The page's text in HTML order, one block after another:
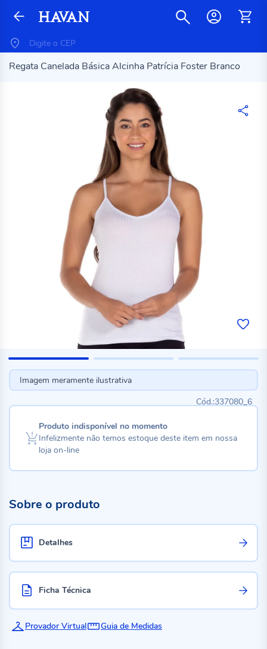
Regata Canelada Básica Alcinha Patrícia Foster Branco
Imagem meramente ilustrativa
337080_6
Produto indisponível no momento
Infelizmente não temos estoque deste item em nossa
loja on-line
Sobre o produto
Detalhes
Ficha Técnica
Provador Virtual Guia de Medidas